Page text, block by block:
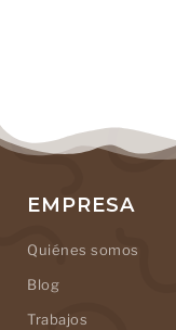
EMPRESA
Quiénes somos
Blog
Trabajos